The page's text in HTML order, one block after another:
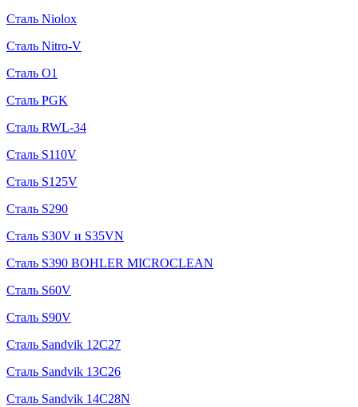
Сталь Niolox
Сталь Nitro-V
Сталь O1
Сталь PGK
Сталь RWL-34
Сталь S110V
Сталь S125V
Сталь S290
Сталь S30V и S35VN
Сталь S390 BOHLER MICROCLEAN
Сталь S60V
Сталь S90V
Сталь Sandvik 12C27
Сталь Sandvik 13C26
Сталь Sandvik 14C28N